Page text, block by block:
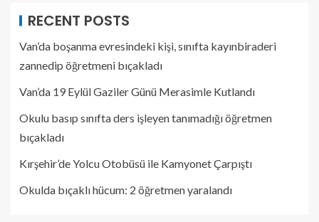
RECENT POSTS
Van’da boşanma evresindeki kişi, sınıfta kayınbiraderi
zannedip öğretmeni bıçakladı
Van’da 19 Eylül Gaziler Günü Merasimle Kutlandı
Okulu basıp sınıfta ders işleyen tanımadığı öğretmen
bıçakladı
Kırşehir’de Yolcu Otobüsü ile Kamyonet Çarpıştı
Okulda bıçaklı hücum: 2 öğretmen yaralandı